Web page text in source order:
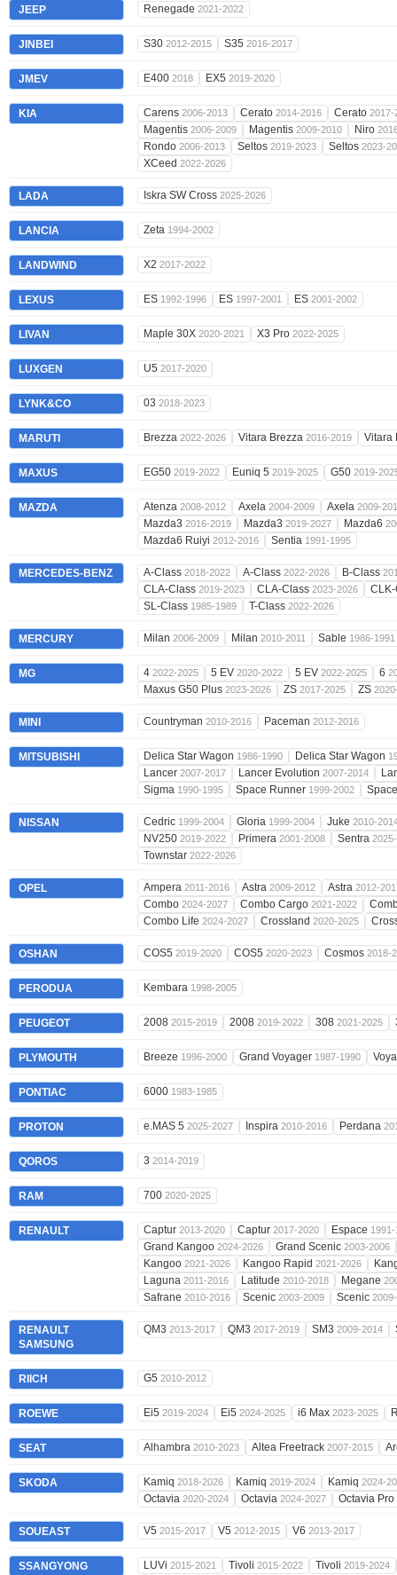
JEEP Renegade 2021-2022
JINBEI S30 2012-2015 S35 2016-2017
JMEV E400 2018 EX5 2019-2020
KIA Carens 2006-2013 Cerato 2014-2016 Cerato 2017-
Magentis 2006-2009 Magentis 2009-2010 Niro
Rondo 2006-2013 Seltos 2019-2023 Seltos 2023-
XCeed 2022-2026
LADA Iskra SW Cross 2025-2026
LANCIA Zeta 1994-2002
LANDWIND X2 2017-2022
LEXUS ES 1992-1996 ES 1997-2001 ES 2001-2002
LIVAN Maple 30X 2020-2021 X3 Pro 2022-2025
LUXGEN U5 2017-2020
LYNK&CO 03 2018-2023
MARUTI Brezza 2022-2026 Vitara Brezza 2016-2019 Vitara
MAXUS EG50 2019-2022 Euniq 5 2019-2025 G50 2019-
MAZDA Atenza 2008-2012 Axela 2004-2009 Axela 2009-
Mazda3 2016-2019 Mazda3 2019-2027 Mazda6
Mazda6 Ruiyi 2012-2016 Sentia 1991-1995
MERCEDES-BENZ A-Class 2018-2022 A-Class 2022-2026 B-Class
CLA-Class 2019-2023 CLA-Class 2023-2026
SL-Class 1985-1989 T-Class 2022-2026
MERCURY Milan 2006-2009 Milan 2010-2011 Sable 1986-1991
MG 4 2022-2025 5 EV 2020-2022 5 EV 2022-2025 6
Maxus G50 Plus 2023-2026 ZS 2017-2025 ZS
MINI Countryman 2010-2016 Paceman 2012-2016
MITSUBISHI Delica Star Wagon 1986-1990 Delica Star Wagon
Lancer 2007-2017 Lancer Evolution 2007-2014
Sigma 1990-1995 Space Runner 1999-2002
NISSAN Cedric 1999-2004 Gloria 1999-2004 Juke 2010-
NV250 2019-2022 Primera 2001-2008 Sentra
Townstar 2022-2026
OPEL Ampera 2011-2016 Astra 2009-2012 Astra 2012-
Combo 2024-2027 Combo Cargo 2021-2022
Combo Life 2024-2027 Crossland 2020-2025
OSHAN COS5 2019-2020 COS5 2020-2023 Cosmos 2018-
PERODUA Kembara 1998-2005
PEUGEOT 2008 2015-2019 2008 2019-2022 308 2021-2025
PLYMOUTH Breeze 1996-2000 Grand Voyager 1987-1990
PONTIAC 6000 1983-1985
PROTON e.MAS 5 2025-2027 Inspira 2010-2016 Perdana
QOROS 3 2014-2019
RAM 700 2020-2025
RENAULT Captur 2013-2020 Captur 2017-2020 Espace
Grand Kangoo 2024-2026 Grand Scenic 2003-2006
Kangoo 2021-2026 Kangoo Rapid 2021-2026
Laguna 2011-2016 Latitude 2010-2018 Megane
Safrane 2010-2016 Scenic 2003-2009 Scenic
RENAULT
SAMSUNG
QM3 2013-2017 QM3 2017-2019 SM3 2009-2014
RIICH G5 2010-2012
ROEWE Ei5 2019-2024 Ei5 2024-2025 i6 Max 2023-2025
SEAT Alhambra 2010-2023 Altea Freetrack 2007-2015
SKODA Kamiq 2018-2026 Kamiq 2019-2024 Kamiq 2024-
Octavia 2020-2024 Octavia 2024-2027 Octavia Pro
SOUEAST V5 2015-2017 V5 2012-2015 V6 2013-2017
SSANGYONG LUVi 2015-2021 Tivoli 2015-2022 Tivoli 2019-2024